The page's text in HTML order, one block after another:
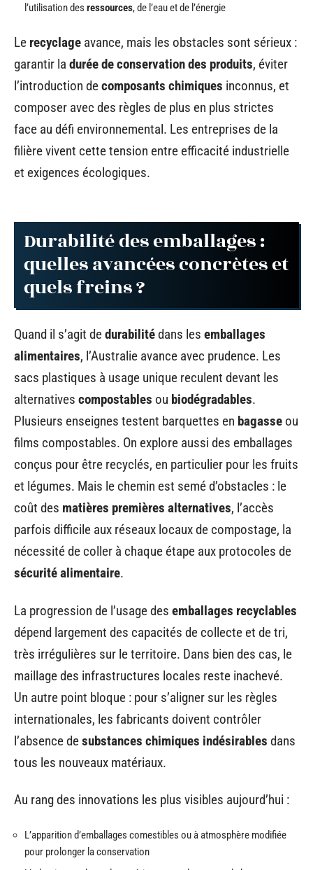
l’utilisation des ressources, de l’eau et de l’énergie
Le recyclage avance, mais les obstacles sont sérieux :
garantir la durée de conservation des produits, éviter
l’introduction decomposants chimiques inconnus, et
composer avec des règles de plus en plus strictes
face au défi environnemental. Les entreprises de la
filière vivent cette tension entre efficacité industrielle
et exigences écologiques.
Durabilité des emballages :
quelles avancées concrètes et
quels freins ?
Quand il s’agit dedurabilitédans les emballages
alimentaires, l’Australie avance avec prudence. Les
sacs plastiques à usage unique reculent devant les
alternatives compostables ou biodégradables.
Plusieurs enseignes testent barquettes en bagasse ou
films compostables. On explore aussi des emballages
conçus pour être recyclés, en particulier pour les fruits
et légumes. Mais le chemin est semé d’obstacles : le
coût des matières premières alternatives, l’accès
parfois difficile aux réseaux locaux de compostage, la
nécessité de coller à chaque étape aux protocoles de
sécurité alimentaire.
La progression de l’usage des emballages recyclables
dépend largement des capacités de collecte et de tri,
très irrégulières sur le territoire. Dans bien des cas, le
maillage des infrastructures locales reste inachevé.
Un autre point bloque : pour s’aligner sur les règles
internationales, les fabricants doivent contrôler
l’absence desubstances chimiques indésirables dans
tous les nouveaux matériaux.
Au rang des innovations les plus visibles aujourd’hui :
L’apparition d’emballages comestibles ou à atmosphère modifiée
pour prolonger la conservation